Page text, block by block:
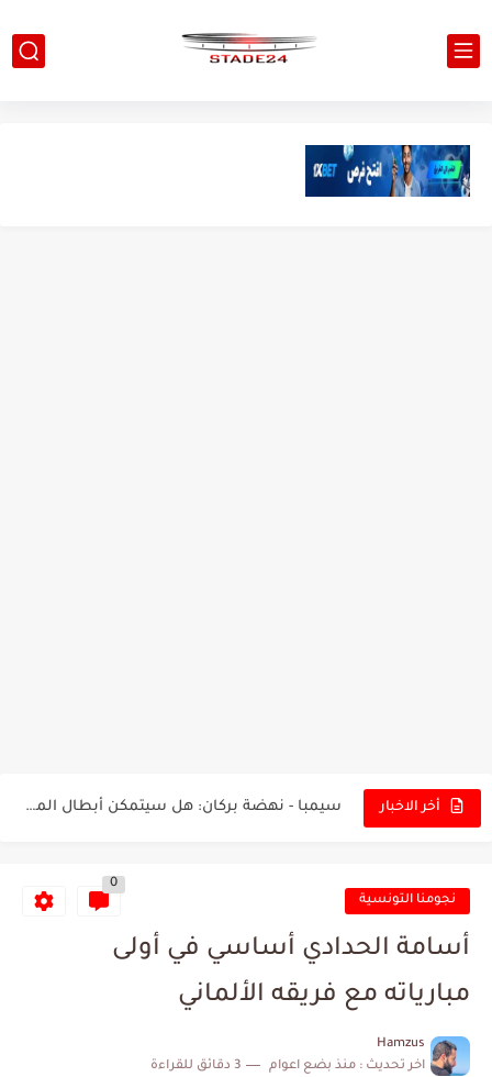
أخر الاخبار سيمبا - نهضة بركان: هل سيتمكن أبطال المغرب من الحفاظ...
البرنامج الكامل لنهائي البطولة بين الاتحاد المنستيري والنادي الإفريقي نجومنا التونسية
0
أسامة الحدادي أساسي في أولى
مبارياته مع فريقه الألماني
Hamzus
اخر تحديث : منذ بضع اعوام 3 دقائق للقراءة